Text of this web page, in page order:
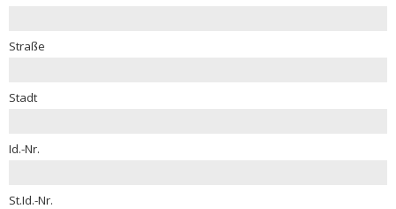
Straße
Stadt
Id.-Nr.
St.Id.-Nr.